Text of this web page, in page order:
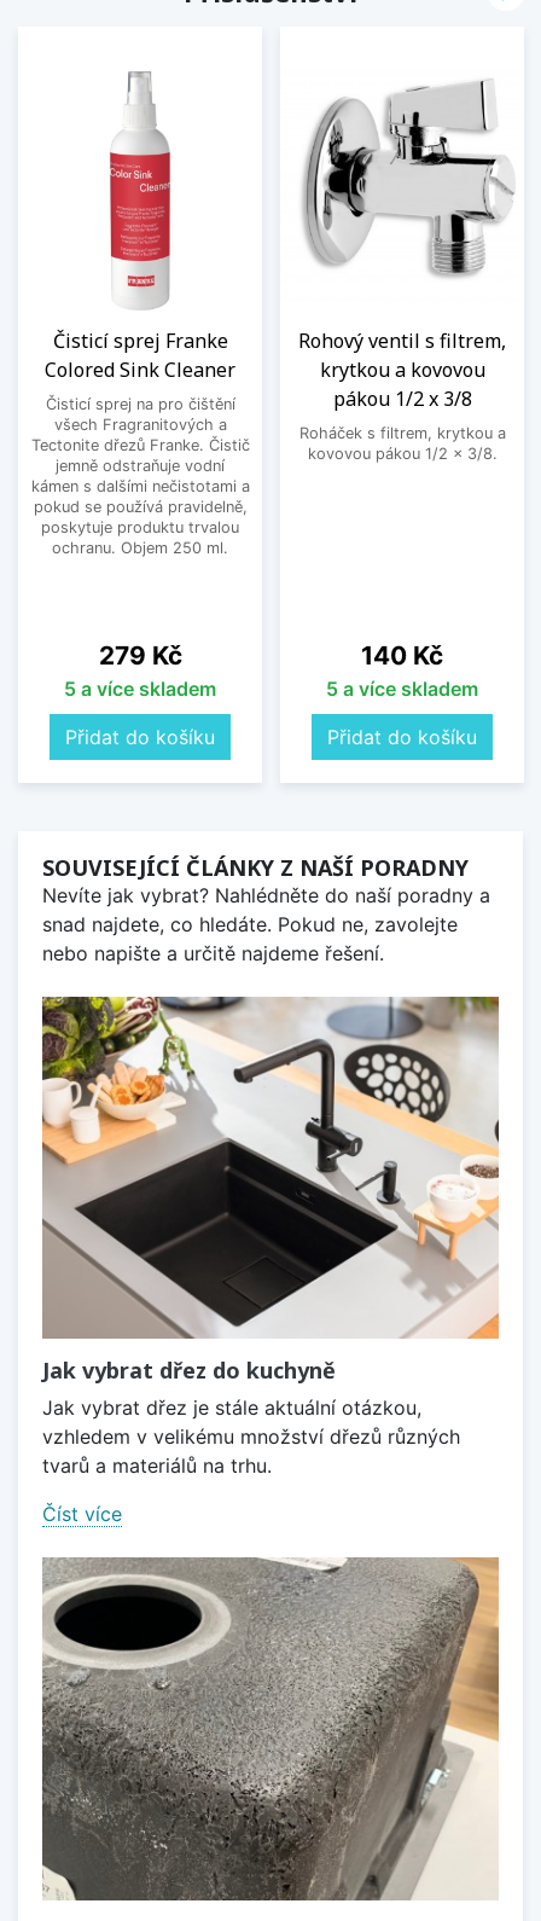
Čisticí sprej Franke
Colored Sink Cleaner
Čisticí sprej na pro čištění
všech Fragranitových a
Tectonite dřezů Franke. Čistič
jemně odstraňuje vodní
kámen s dalšími nečistotami a
pokud se používá pravidelně,
poskytuje produktu trvalou
ochranu. Objem 250 ml.
Cena
279 Kč
5 a více skladem
Přidat do košíku
Rohový ventil s filtrem,
krytkou a kovovou
pákou 1/2 x 3/8
Roháček s filtrem, krytkou a
kovovou pákou 1/2 x 3/8.
Cena
140 Kč
5 a více skladem
Přidat do košíku
SOUVISEJÍCÍ ČLÁNKY Z NAŠÍ PORADNY
Nevíte jak vybrat? Nahlédněte do naší poradny a
snad najdete, co hledáte. Pokud ne, zavolejte
nebo napište a určitě najdeme řešení.
Jak vybrat dřez do kuchyně
Jak vybrat dřez je stále aktuální otázkou,
vzhledem v velikému množství dřezů různých
tvarů a materiálů na trhu.
Číst více